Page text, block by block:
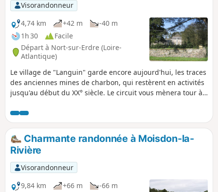
Visorandonneur
4,74 km
+42 m
-40 m
1h 30
Facile
Départ à Nort-sur-Erdre (Loire-
Atlantique)
Le village de "Languin" garde encore aujourd'hui, les traces
des anciennes mines de charbon, qui restèrent en activités
jusqu'au début du XX° siècle. Le circuit vous mènera tour à
demeure du directeur des mines et de son Cèdre du Liban
tricentenaire. Du village, vous bénéficierez d'un point de
vue remarquable sur le bocage environnant, qui culmine à
hauteur de 55m d'altitude.
Charmante randonnée à Moisdon-la-
Rivière
Visorandonneur
9,84 km
+66 m
-66 m